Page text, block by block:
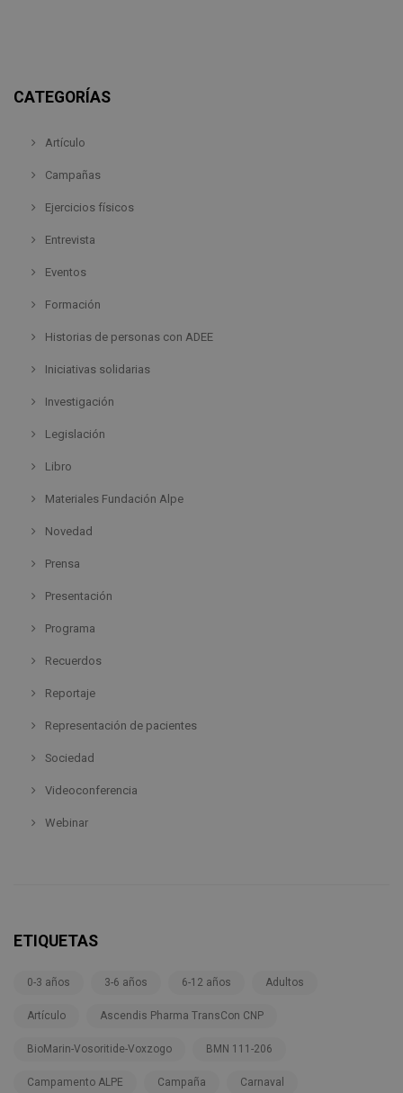
CATEGORÍAS
Artículo
Campañas
Ejercicios físicos
Entrevista
Eventos
Formación
Historias de personas con ADEE
Iniciativas solidarias
Investigación
Legislación
Libro
Materiales Fundación Alpe
Novedad
Prensa
Presentación
Programa
Recuerdos
Reportaje
Representación de pacientes
Sociedad
Videoconferencia
Webinar
ETIQUETAS
0-3 años 3-6 años 6-12 años Adultos
Artículo Ascendis Pharma TransCon CNP
BioMarin-Vosoritide-Voxzogo BMN 111-206
Campamento ALPE Campaña Carnaval